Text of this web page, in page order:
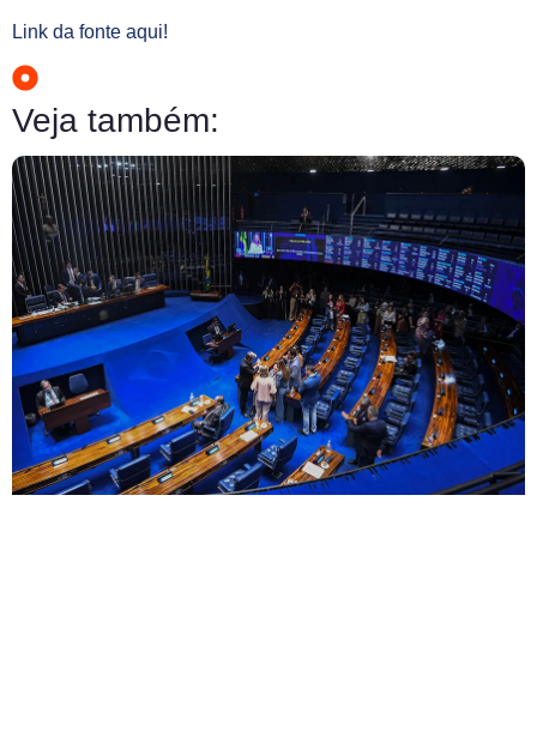
Link da fonte aqui!
Veja também: